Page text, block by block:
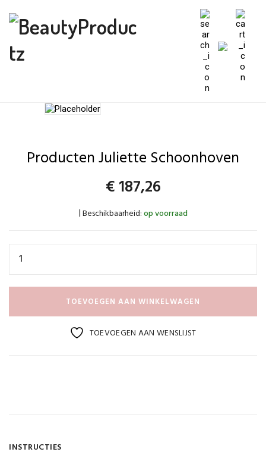
Producten Juliette Schoonhoven
€187,26
Beschikbaarheid:op voorraad
TOEVOEGEN AAN WINKELWAGEN
TOEVOEGEN AAN WENSLIJST
INSTRUCTIES